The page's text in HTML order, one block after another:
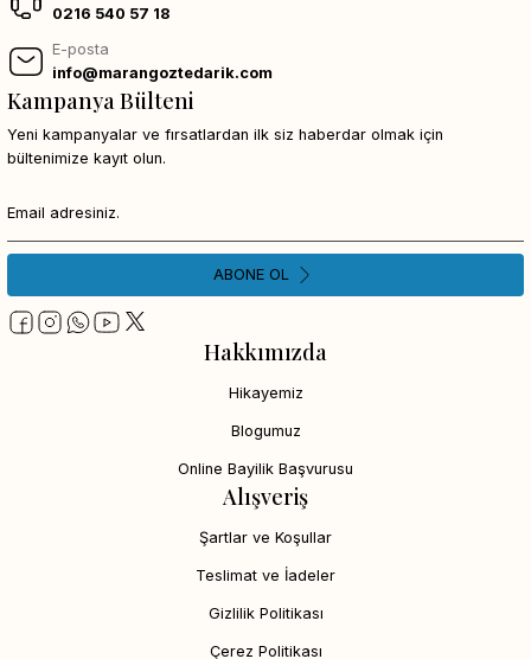
0216 540 57 18
E-posta
info@marangoztedarik.com
Hakkımızda
Hikayemiz
Blogumuz
Online Bayilik Başvurusu
Alışveriş
Şartlar ve Koşullar
Teslimat ve İadeler
Gizlilik Politikası
Çerez Politikası
Kampanya Bülteni
Yeni kampanyalar ve fırsatlardan ilk siz haberdar olmak için
bültenimize kayıt olun.
ABONE OL